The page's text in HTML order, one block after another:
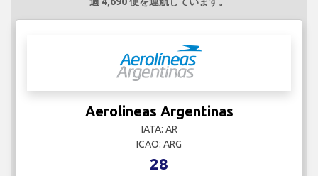
Aerolineas Argentinas
IATA: AR
ICAO: ARG
28